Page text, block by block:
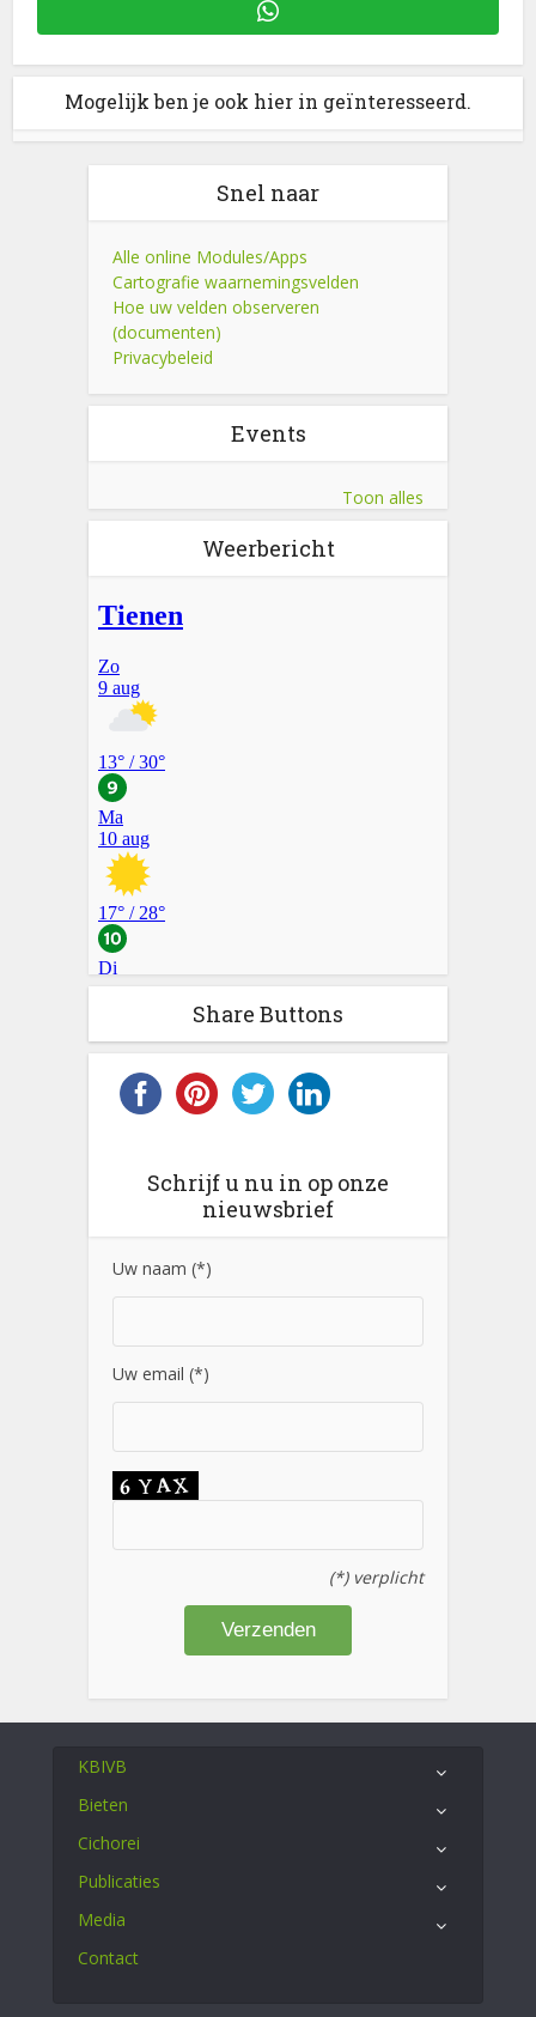
Mogelijk ben je ook hier in geïnteresseerd.
Snel naar
Alle online Modules/Apps
Cartografie waarnemingsvelden
Hoe uw velden observeren
(documenten)
Privacybeleid
Events
Toon alles
Weerbericht
Share Buttons
Schrijf u nu in op onze
nieuwsbrief
Uw naam (*)
Uw email (*)
(*) verplicht
KBIVB
Bieten
Cichorei
Publicaties
Media
Contact